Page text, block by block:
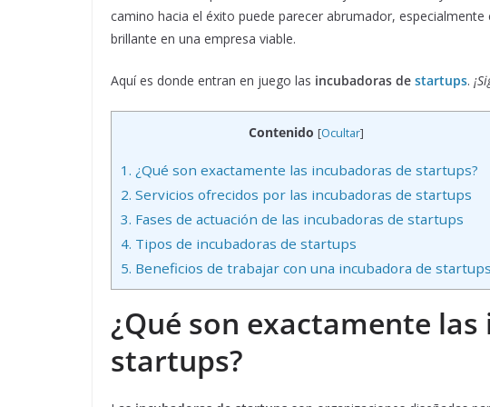
camino hacia el éxito puede parecer abrumador,
brillante en una empresa viable.
Aquí es donde entran en juego las incubadoras de startups.
Contenido [Ocultar]
1. ¿Qué son exactamente las incubadoras de startups?
2. Servicios ofrecidos por las incubadoras de startups
3. Fases de actuación de las incubadoras de startups
4. Tipos de incubadoras de startups
5. Beneficios de trabajar con una incubadora de startups
¿Qué son exactamente
startups?